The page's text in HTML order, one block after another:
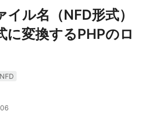
ル名（NFD形式）
に変換するPHPのロ
NFD